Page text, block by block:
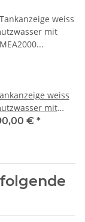
weiss
mit
Anschluss
€ *